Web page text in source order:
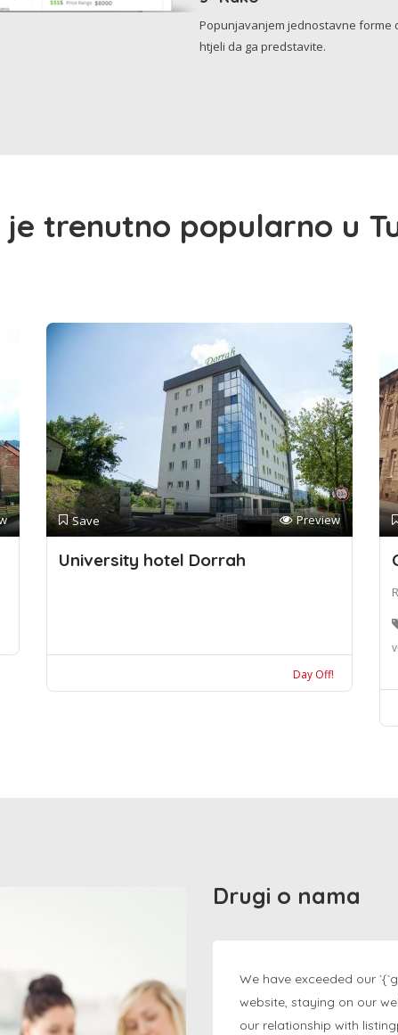
Popunjavanjem jednostavne forme
htjeli da ga predstavite.
je trenutno popularno u
Save Preview
University hotel Dorrah
Day Off!
Drugi o nama
We have exceeded our
website, staying on our
our relationship with